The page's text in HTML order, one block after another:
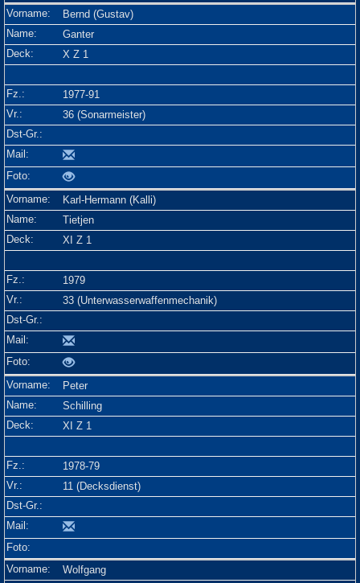
Bernd (Gustav)
Ganter
X Z 1
1977-91
36 (Sonarmeister)
Karl-Hermann (Kalli)
Tietjen
XI Z 1
1979
33 (Unterwasserwaffenmechanik)
Peter
Schilling
XI Z 1
1978-79
11 (Decksdienst)
Wolfgang